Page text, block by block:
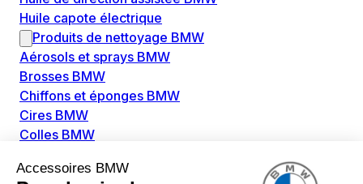
Huile capote électrique
Produits de nettoyage BMW
Aérosols et sprays BMW
Brosses BMW
Chiffons et éponges BMW
Cires BMW
Colles BMW
Détachants BMW